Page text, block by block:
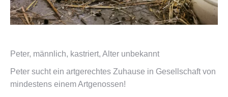
Peter, männlich, kastriert, Alter unbekannt
Peter sucht ein artgerechtes Zuhause in Gesellschaft von
mindestens einem Artgenossen!